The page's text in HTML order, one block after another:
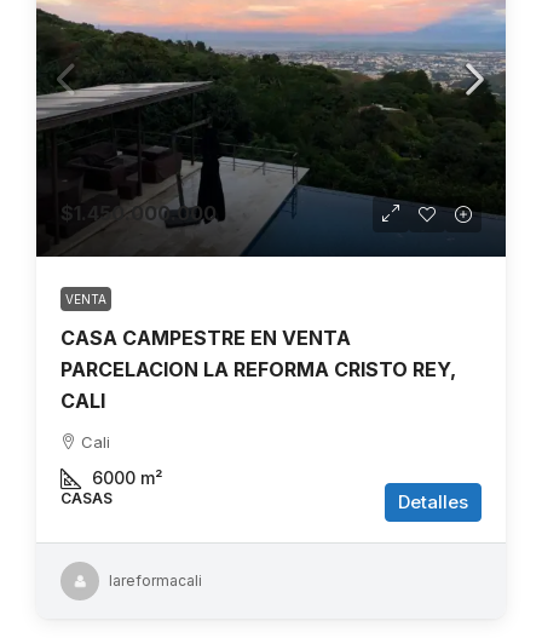
$1.450.000.000
VENTA
CASA CAMPESTRE EN VENTA
PARCELACION LA REFORMA CRISTO REY,
CALI
Cali
6000 m²
CASAS Detalles
lareformacali